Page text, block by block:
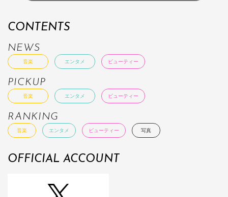
CONTENTS
NEWS
音楽 エンタメ ビューティー
PICKUP
音楽 エンタメ ビューティー
RANKING
音楽 エンタメ ビューティー 写真
OFFICIAL ACCOUNT